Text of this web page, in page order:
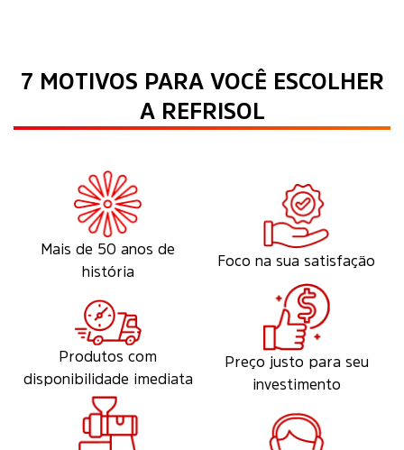
7 MOTIVOS PARA VOCÊ ESCOLHER
A REFRISOL
Mais de 50 anos de
história
Foco na sua satisfação
Produtos com
disponibilidade imediata
Preço justo para seu
investimento